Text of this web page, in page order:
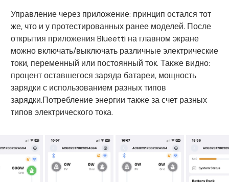
Управление через приложение: принцип остался тот
же, что и у протестированных ранее моделей. После
открытия приложения Blueetti на главном экране
можно включать/выключать различные электрические
токи, переменный или постоянный ток. Также видно:
процент оставшегося заряда батареи, мощность
зарядки с использованием разных типов
зарядки.Потребление энергии также за счет разных
типов электрического тока.